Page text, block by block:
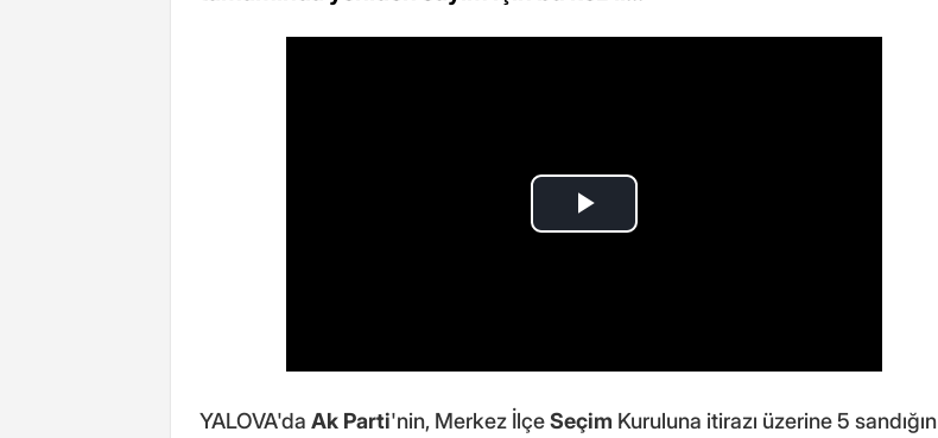
YALOVA'da Ak Parti'nin, Merkez İlçeSeçim Kuruluna itirazı üzerine 5 sandığın